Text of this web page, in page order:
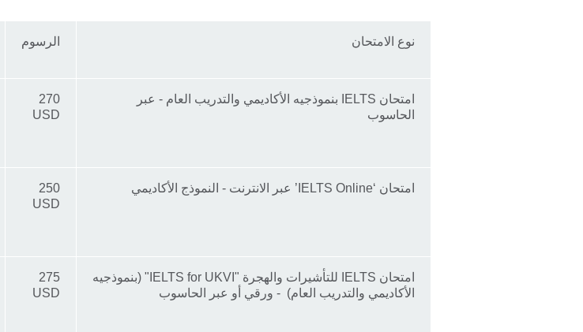
نوع الامتحان الرسوم
امتحان IELTS بنموذجيه الأكاديمي والتدريب العام - عبر
الحاسوب
270
USD
امتحان ‘IELTS Online’ عبر الانترنت - النموذج الأكاديمي
250
USD
امتحان IELTS للتأشيرات والهجرة "IELTS for UKVI" (بنموذجيه
الأكاديمي والتدريب العام) - ورقي أو عبر الحاسوب
275
USD